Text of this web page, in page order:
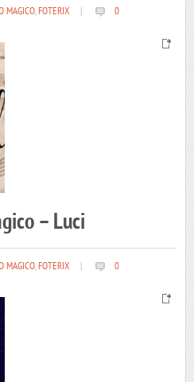
MAGICO,FOTERIX 0
– Luci
MAGICO,FOTERIX 0